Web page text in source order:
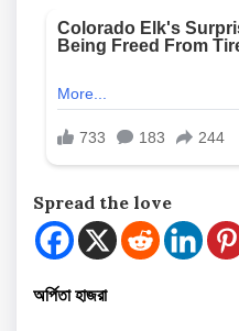
Spread the love
অর্পিতা হাজরা